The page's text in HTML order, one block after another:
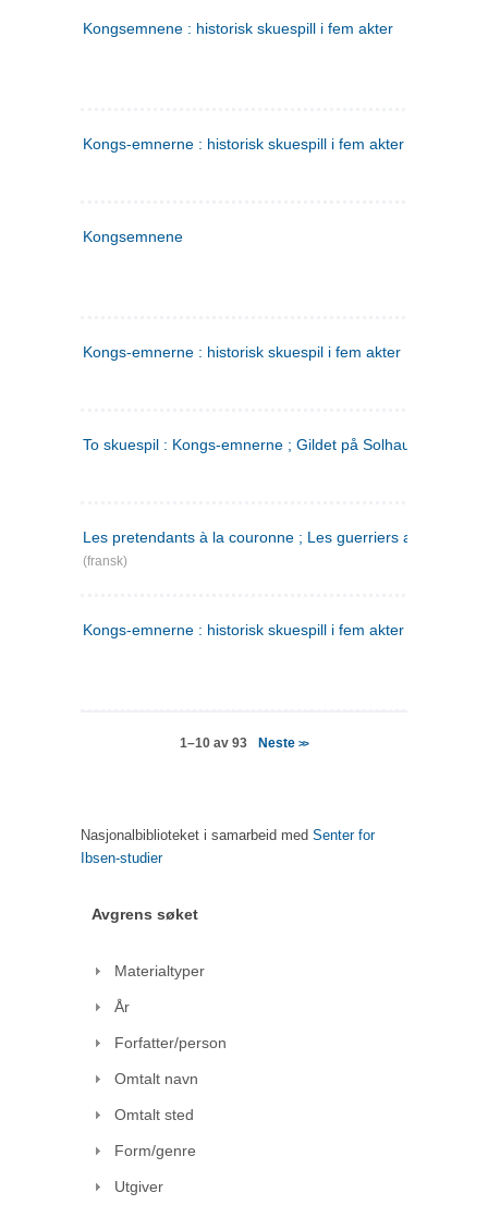
Kongsemnene : historisk skuespill i fem akter
Kongs-emnerne : historisk skuespill i fem akter
Kongsemnene
Kongs-emnerne : historisk skuespil i fem akter
To skuespil : Kongs-emnerne ; Gildet på Solhaug
Les pretendants à la couronne ; Les guerriers a Helgeland
(fransk)
Kongs-emnerne : historisk skuespill i fem akter
1–10 av 93 Neste>>
Nasjonalbiblioteket i samarbeid med Senter for
Ibsen-studier
Avgrens søket
Materialtyper
År
Forfatter/person
Omtalt navn
Omtalt sted
Form/genre
Utgiver